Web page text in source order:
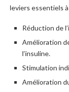
leviers essentiels
Réduction de
Amélioration
l’insuline.
Stimulation
Amélioration